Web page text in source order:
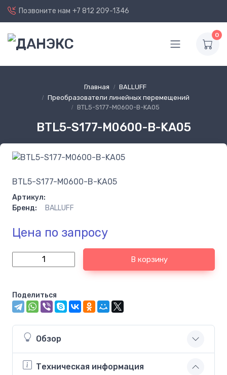
Позвоните нам +7 812 209-1346
0
Главная
BALLUFF
Преобразователи линейных перемещений
BTL5-S177-M0600-B-KA05
BTL5-S177-M0600-B-KA05
BTL5-S177-M0600-B-KA05
Артикул:
Бренд:
BALLUFF
Цена по запросу
В корзину
Поделиться
Обзор
Техническая информация